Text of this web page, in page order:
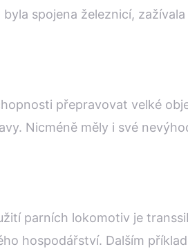
spojena železnicí,
přepravovat velké
Nicméně měly i své
parních lokomotiv je
hospodářství. Dalším